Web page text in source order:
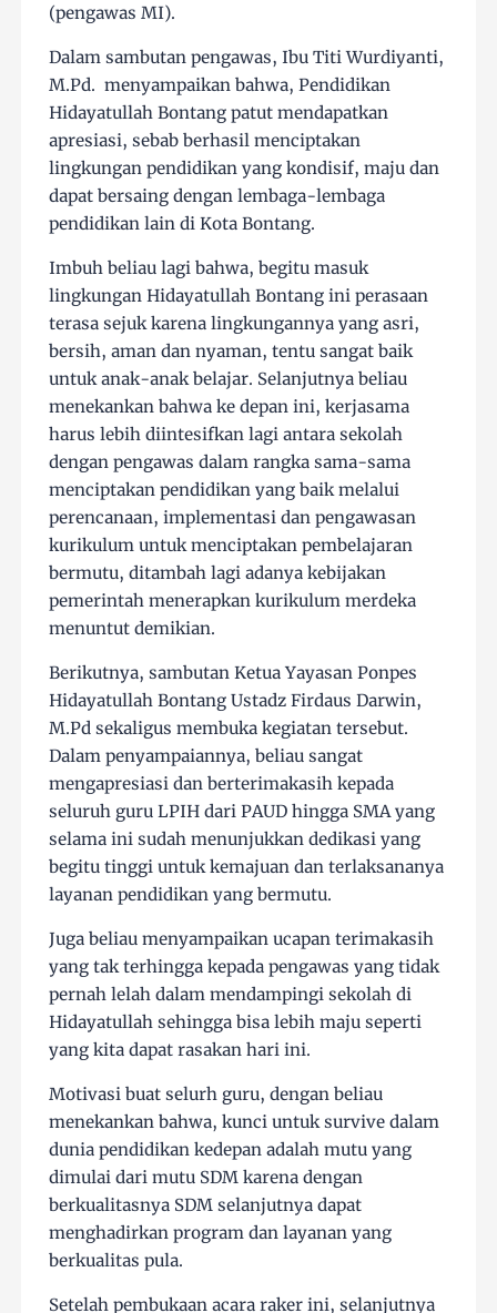
(pengawas MI).
Dalam sambutan pengawas, Ibu Titi Wurdiyanti,
M.Pd. menyampaikan bahwa, Pendidikan
Hidayatullah Bontang patut mendapatkan
apresiasi, sebab berhasil menciptakan
lingkungan pendidikan yang kondisif, maju dan
dapat bersaing dengan lembaga-lembaga
pendidikan lain di Kota Bontang.
Imbuh beliau lagi bahwa, begitu masuk
lingkungan Hidayatullah Bontang ini perasaan
terasa sejuk karena lingkungannya yang asri,
bersih, aman dan nyaman, tentu sangat baik
untuk anak-anak belajar. Selanjutnya beliau
menekankan bahwa ke depan ini, kerjasama
harus lebih diintesifkan lagi antara sekolah
dengan pengawas dalam rangka sama-sama
menciptakan pendidikan yang baik melalui
perencanaan, implementasi dan pengawasan
kurikulum untuk menciptakan pembelajaran
bermutu, ditambah lagi adanya kebijakan
pemerintah menerapkan kurikulum merdeka
menuntut demikian.
Berikutnya, sambutan Ketua Yayasan Ponpes
Hidayatullah Bontang Ustadz Firdaus Darwin,
M.Pd sekaligus membuka kegiatan tersebut.
Dalam penyampaiannya, beliau sangat
mengapresiasi dan berterimakasih kepada
seluruh guru LPIH dari PAUD hingga SMA yang
selama ini sudah menunjukkan dedikasi yang
begitu tinggi untuk kemajuan dan terlaksananya
layanan pendidikan yang bermutu.
Juga beliau menyampaikan ucapan terimakasih
yang tak terhingga kepada pengawas yang tidak
pernah lelah dalam mendampingi sekolah di
Hidayatullah sehingga bisa lebih maju seperti
yang kita dapat rasakan hari ini.
Motivasi buat selurh guru, dengan beliau
menekankan bahwa, kunci untuk survive dalam
dunia pendidikan kedepan adalah mutu yang
dimulai dari mutu SDM karena dengan
berkualitasnya SDM selanjutnya dapat
menghadirkan program dan layanan yang
berkualitas pula.
Setelah pembukaan acara raker ini, selanjutnya